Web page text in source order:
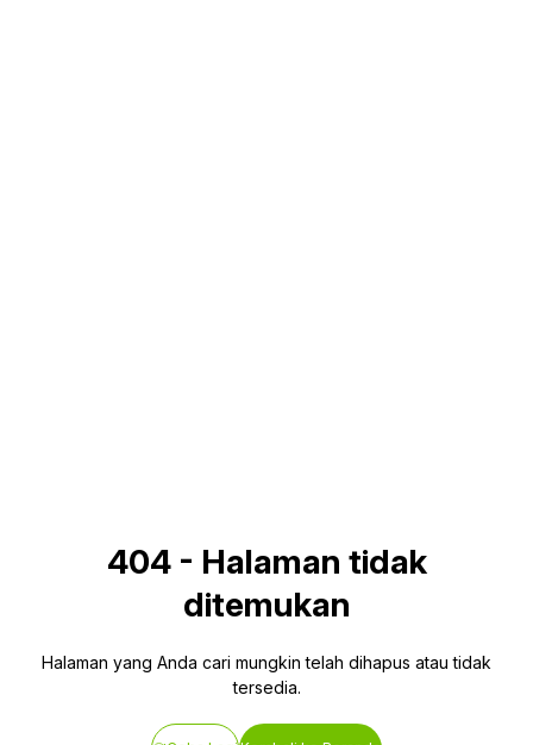
404- Halaman tidak
ditemukan
Halaman yang Anda cari mungkin telah dihapus atau tidak
tersedia.